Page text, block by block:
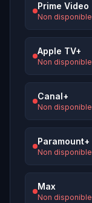
Prime Video
Non disponible
Apple TV+
Non disponible
Canal+
Non disponible
Paramount+
Non disponible
Max
Non disponible